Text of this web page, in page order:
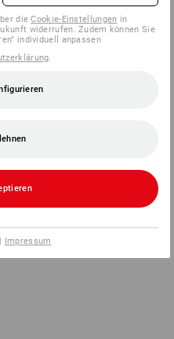
dieCookie-Einstellungen in
widerrufen. Zudem können Sie
individuell anpassen
Impressum